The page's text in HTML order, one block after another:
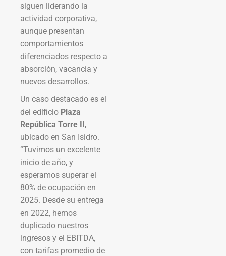
siguen liderando la
actividad corporativa,
aunque presentan
comportamientos
diferenciados respecto a
absorción, vacancia y
nuevos desarrollos.
Un caso destacado es el
del edificio Plaza
República Torre II,
ubicado en San Isidro.
“Tuvimos un excelente
inicio de año, y
esperamos superar el
80% de ocupación en
2025. Desde su entrega
en 2022, hemos
duplicado nuestros
ingresos y el EBITDA,
con tarifas promedio de